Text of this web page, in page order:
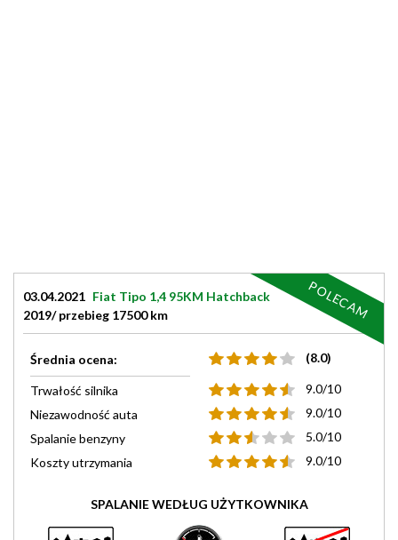
03.04.2021 Fiat Tipo 1,4 95KM Hatchback
2019/ przebieg 17500 km
Średnia ocena: (8.0)
Trwałość silnika
9.0/10
Niezawodność auta
9.0/10
Spalanie benzyny
5.0/10
Koszty utrzymania
9.0/10
SPALANIE WEDŁUG UŻYTKOWNIKA
POLECAM